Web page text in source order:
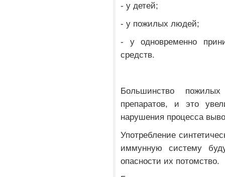
- у детей;
- у пожилых людей;
- у одновременно
средств.
Большинство
препаратов, и это
нарушения процесса
Употребление
иммунную систему
опасности их потомство.